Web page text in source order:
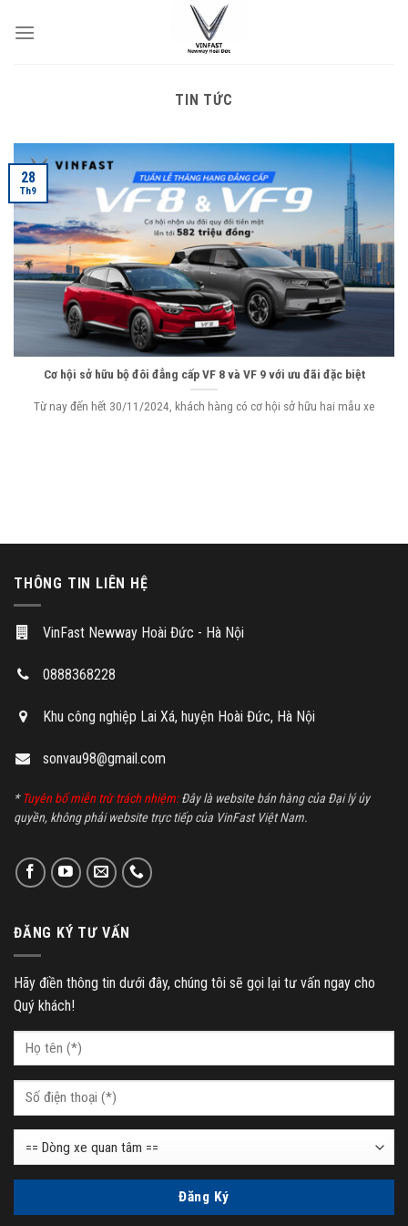
TIN TỨC
Cơ hội sở hữu bộ đôi đẳng cấp VF 8 và VF 9 với ưu đãi đặc biệt
Từ nay đến hết 30/11/2024, khách hàng có cơ hội sở hữu hai mẫu xe
28
Th9
THÔNG TIN LIÊN HỆ
VinFast Newway Hoài Đức - Hà Nội
0888368228
Khu công nghiệp Lai Xá, huyện Hoài Đức, Hà Nội
sonvau98@gmail.com
*Tuyên bố miễn trừ trách nhiệm:Đây là website bán hàng của Đại lý ủy
quyền, không phải website trực tiếp của VinFast Việt Nam.
ĐĂNG KÝ TƯ VẤN
Hãy điền thông tin dưới đây, chúng tôi sẽ gọi lại tư vấn ngay cho
Quý khách!